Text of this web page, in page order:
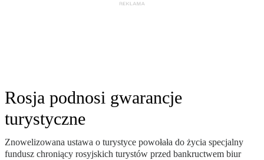
Rosja podnosi gwarancje
turystyczne
Znowelizowana ustawa o turystyce powołała do życia specjalny
fundusz chroniący rosyjskich turystów przed bankructwem biur